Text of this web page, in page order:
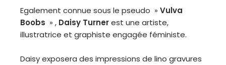
Egalement connue sous le pseudo » Vulva
Boobs » , Daisy Turnerest une artiste,
illustratrice et graphiste engagée féministe.
Daisy exposera des impressions de lino gravures